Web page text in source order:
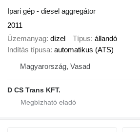
Ipari gép - diesel aggregátor
2011
Üzemanyag dízel Típus állandó
Indítás típusa automatikus (ATS)
Magyarország, Vasad
D CS Trans KFT.